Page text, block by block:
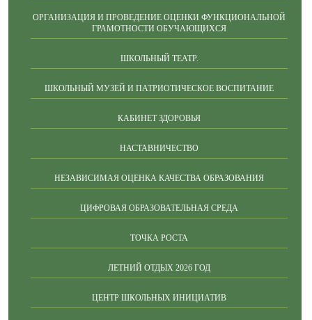
ОРГАНИЗАЦИЯ И ПРОВЕДЕНИЕ ОЦЕНКИ ФУНКЦИОНАЛЬНОЙ
ГРАМОТНОСТИ ОБУЧАЮЩИХСЯ
ШКОЛЬНЫЙ ТЕАТР.
ШКОЛЬНЫЙ МУЗЕЙ И ПАТРИОТИЧЕСКОЕ ВОСПИТАНИЕ
КАБИНЕТ ЗДОРОВЬЯ
НАСТАВНИЧЕСТВО
НЕЗАВИСИМАЯ ОЦЕНКА КАЧЕСТВА ОБРАЗОВАНИЯ
ЦИФРОВАЯ ОБРАЗОВАТЕЛЬНАЯ СРЕДА
ТОЧКА РОСТА
ЛЕТНИЙ ОТДЫХ 2026 ГОД
ЦЕНТР ШКОЛЬНЫХ ИНИЦИАТИВ